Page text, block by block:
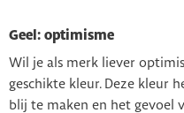
Geel: optimisme
Wil je als merk liever
geschikte kleur. Deze kleur
blij te maken en het gevoel